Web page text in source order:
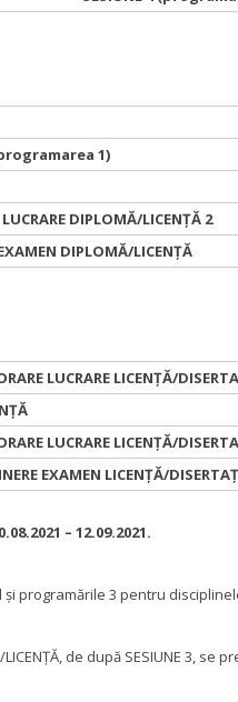
1)
LUCRARE DIPLOMĂ/LICENȚĂ 2
DIPLOMĂ/LICENȚĂ
LUCRARE LICENȚĂ/
LUCRARE LICENȚĂ/
EXAMEN LICENȚĂ/
– 12.09.2021.
şi programările 3 pentru
LICENŢĂ, de după SESIUNE 3,